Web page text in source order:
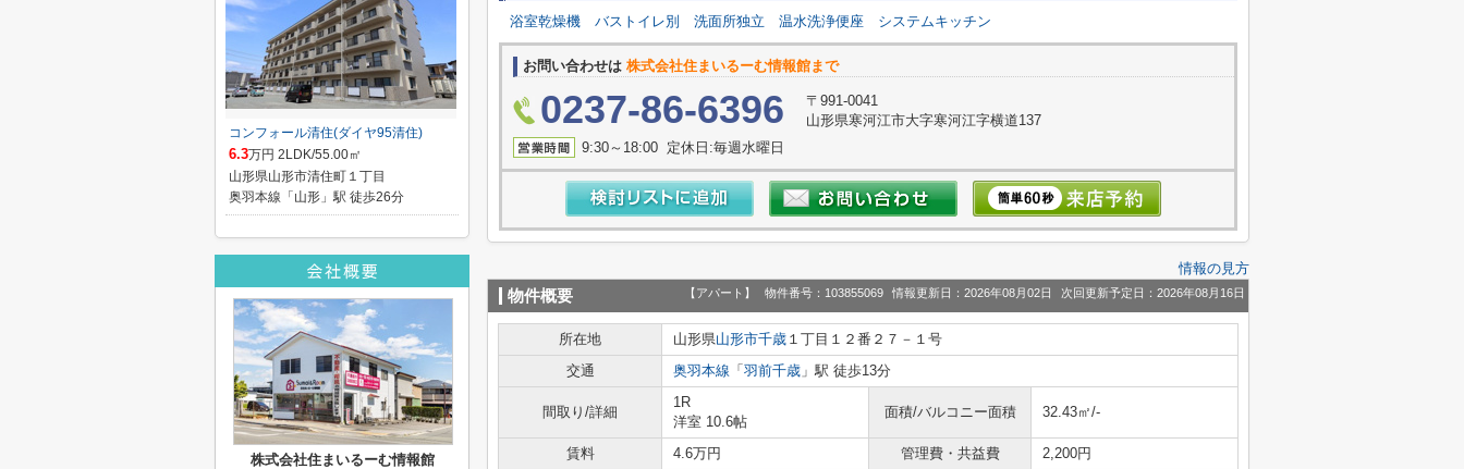
浴室乾燥機 バストイレ別 洗面所独立 温水洗浄便座 システムキッチン
お問い合わせは 株式会社住まいるーむ情報館まで
0237-86-6396
〒991-0041
山形県寒河江市大字寒河江字横道137
9:30～18:00 定休日:毎週水曜日
情報の見方
物件概要 【アパート】 物件番号：103855069 情報更新日：2026年08月02日 次回更新予定日：2026年08月16日
所在地 山形県山形市千歳 １丁目１２番２７－１号
交通
奥羽本線 「 羽前千歳 」駅 徒歩13分
間取り/詳細
1R
洋室 10.6帖
面積/バルコニー面積 32.43㎡/-
賃料 4.6万円 管理費・共益費
2,200円
コンフォール清住(ダイヤ95清住)
6.3万円 2LDK/55.00㎡
山形県山形市清住町１丁目
奥羽本線「山形」駅 徒歩26分
株式会社住まいるーむ情報館